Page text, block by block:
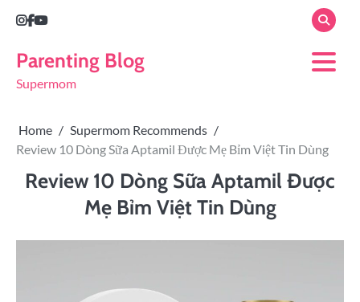
Parenting Blog
Supermom
Home
Supermom Recommends
Review 10 Dòng Sữa Aptamil Được Mẹ Bỉm Việt Tin Dùng
Review 10 Dòng Sữa Aptamil Được
Mẹ Bỉm Việt Tin Dùng